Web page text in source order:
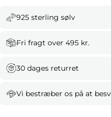
925 sterling sølv
Fri fragt over 495 kr.
30 dages returret
Vi bestræber os på at